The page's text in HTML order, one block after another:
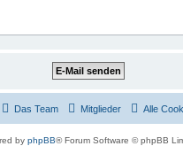
Alle
Mitglieder
Das Team
by phpBB® Forum Software © phpBB